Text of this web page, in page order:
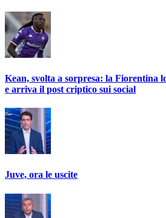
Kean, svolta a sorpresa: la Fiorentina
e arriva il post criptico sui social
Juve, ora le uscite